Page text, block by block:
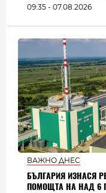
09:35 - 07.08.2026
ВАЖНО ДНЕС
БЪЛГАРИЯ ИЗНАСЯ
ПОМОЩТА НА НАД 6